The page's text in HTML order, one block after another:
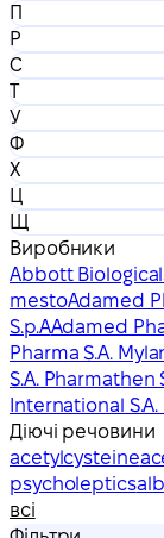
П
Р
С
Т
У
Ф
Х
Ц
Щ
Виробники
Abbott
mestoAdamed
S.p.AAdamed
Pharma S.A.
S.A. Pharmathen
International
Діючі речовини
acetylcysteine
psycholeptics
всі